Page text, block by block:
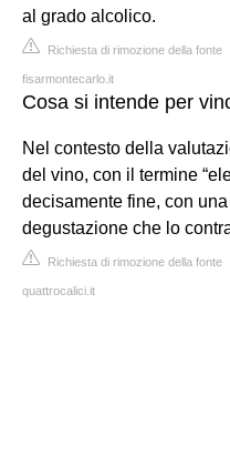
al grado alcolico.
Richiesta di rimozione della fonte
fisarmontecarlo.it
Cosa si intende per
Nel contesto della
del vino, con il termine
decisamente fine, con
degustazione che lo
Richiesta di rimozione della fonte
quattrocalici.it